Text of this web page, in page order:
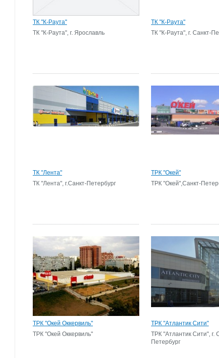
ТК "К-Раута"
ТК "К-Раута", г. Ярославль
ТК "К-Раута"
ТК "К-Раута", г. Санкт-
ТК "Лента"
ТК "Лента", г.Санкт-Петербург
ТРК "Окей"
ТРК "Окей",Санкт-
ТРК "Окей Оккервиль"
ТРК "Окей Оккервиль"
ТРК "Атлантик Сити"
ТРК "Атлантик Сити", г.
Петербург